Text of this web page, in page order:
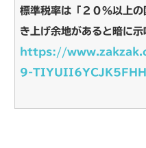
標準税率は「２０％以上の
き上げ余地があると暗に示
https://
9-